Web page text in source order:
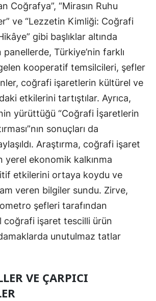
Coğrafya”, “Mirasın Ruhu
ve “Lezzetin Kimliği: Coğrafi
gibi başlıklar altında
Türkiye’nin farklı
kooperatif temsilcileri, şefler
coğrafi işaretlerin kültürel ve
etkilerini tartıştılar. Ayrıca,
yürüttüğü “Coğrafi İşaretlerin
sonuçları da
Araştırma, coğrafi işaret
yerel ekonomik kalkınma
etkilerini ortaya koydu ve
veren bilgiler sundu. Zirve,
şefleri tarafından
coğrafi işaret tescilli ürün
unutulmaz tatlar
VE ÇARPICI